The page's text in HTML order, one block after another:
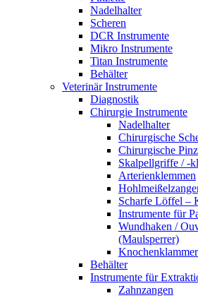
Nadelhalter
Scheren
DCR Instrumente
Mikro Instrumente
Titan Instrumente
Behälter
Veterinär Instrumente
Diagnostik
Chirurgie Instrumente
Nadelhalter
Chirurgische
Chirurgische
Skalpellgriffe / -
Arterienklemmen
Scharfe Löffel –
Instrumente für
Wundhaken /
(Maulsperrer)
Behälter
Instrumente für
Zahnzangen